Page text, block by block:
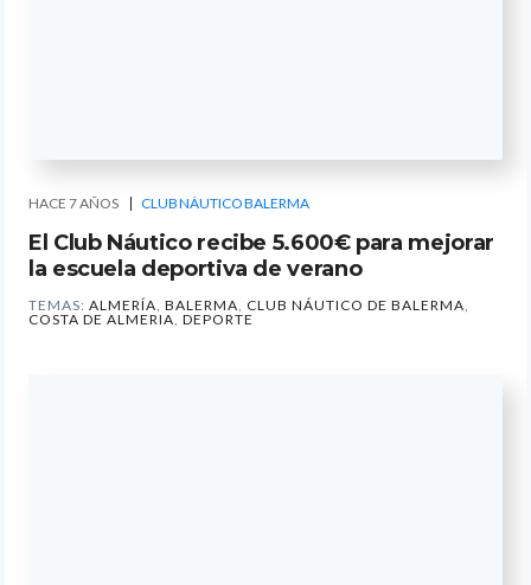
HACE 7 AÑOS CLUB NÁUTICO BALERMA
El Club Náutico recibe 5.600€ para mejorar
la escuela deportiva de verano
TEMAS: ALMERÍA, BALERMA, CLUB NÁUTICO DE BALERMA,
COSTA DE ALMERIA, DEPORTE